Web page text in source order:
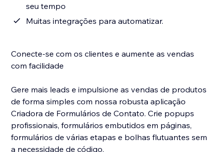
seu tempo
Muitas integrações para automatizar.
Conecte-se com os clientes e aumente as vendas
com facilidade
Gere mais leads e impulsione as vendas de produtos
de forma simples com nossa robusta aplicação
Criadora de Formulários de Contato. Crie popups
profissionais, formulários embutidos em páginas,
formulários de várias etapas e bolhas flutuantes sem
a necessidade de código.